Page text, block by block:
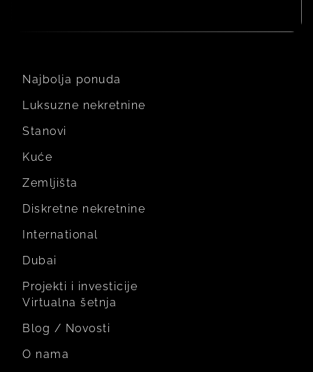
Najbolja ponuda
Luksuzne nekretnine
Stanovi
Kuće
Zemljišta
Diskretne nekretnine
International
Dubai
Projekti i investicije
Virtualna šetnja
Blog / Novosti
O nama